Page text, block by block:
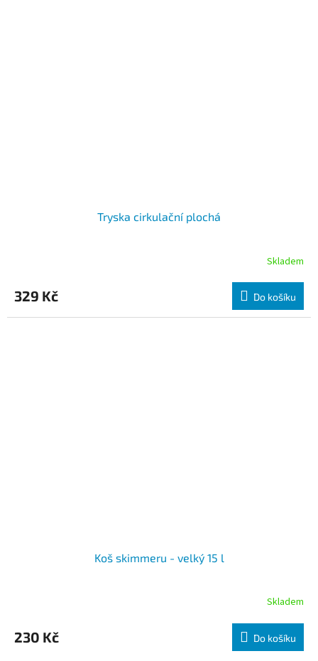
Tryska cirkulační plochá
Skladem
329 Kč Do košíku
Koš skimmeru - velký 15 l
Skladem
230 Kč Do košíku